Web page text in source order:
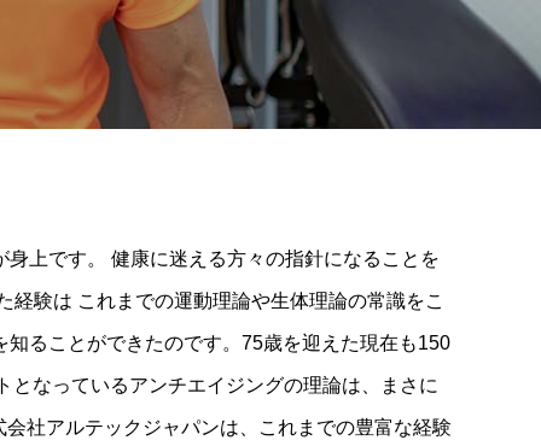
上です。 健康に迷える方々の指針になることを
験は これまでの運動理論や生体理論の常識をこ
ることができたのです。75歳を迎えた現在も150
なっているアンチエイジングの理論は、まさに
社アルテックジャパンは、これまでの豊富な経験